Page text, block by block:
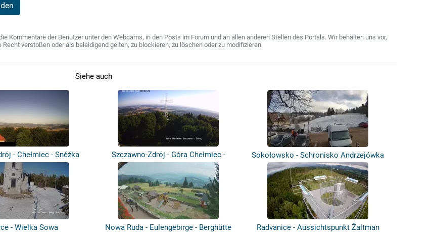
Kommentare der Benutzer unter den Webcams, in den Posts im Forum und an allen anderen Stellen des Portals. Wir behalten uns vor,
verstoßen oder als beleidigend gelten, zu blockieren, zu löschen oder zu modifizieren.
Siehe auch
- Chełmiec - Sněžka
Szczawno-Zdrój - Góra Chełmiec -
Sokołowsko - Schronisko Andrzejówka
- Wielka Sowa
Nowa Ruda - Eulengebirge - Berghütte
Radvanice - Aussichtspunkt Žaltman